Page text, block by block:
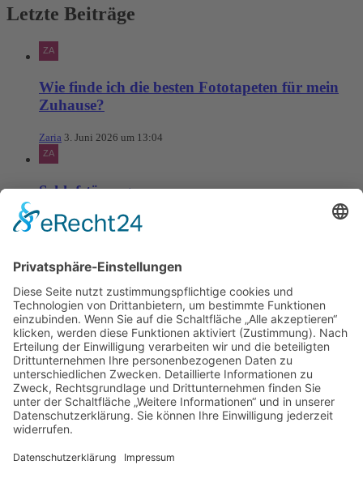
Letzte Beiträge
Wie finde ich die besten Fototapeten für mein
Zuhause?
Zaria 3. Juni 2026 um 13:04
Schlafstörungen
Zaria 3. Juni 2026 um 13:03
Ms word to PDF
Manuellsen 28. Mai 2026 um 10:31
Künstliche Intelligenz in der
Plattformentwicklung
MasonOgden 24. August 2025 um 10:58
Was habt ihr euch zuletzt gekauft?